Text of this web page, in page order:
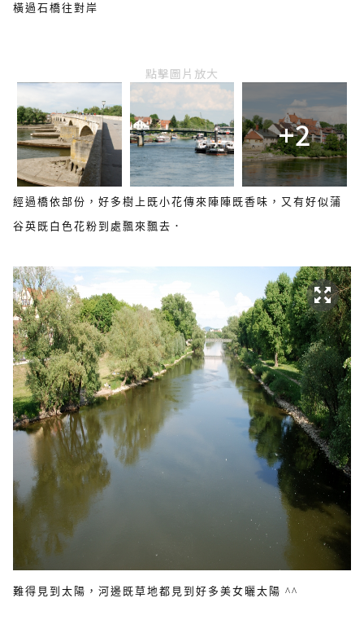
橫過石橋往對岸
點擊圖片放大
+2
經過橋依部份，好多樹上既小花傳來陣陣既香味，又有好似蒲
谷英既白色花粉到處飄來飄去．
難得見到太陽，河邊既草地都見到好多美女曬太陽 ^^